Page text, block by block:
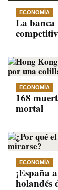
ECONOMÍA
La banca
ECONOMÍA
168
mortal
ECONOMÍA
¡España
holandés